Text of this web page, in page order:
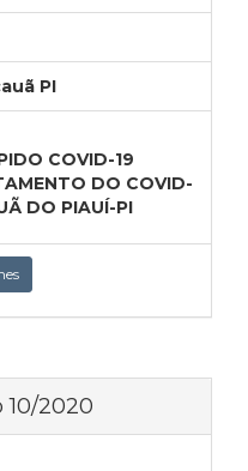
PI
COVID-19
DO COVID-
DO PIAUÍ-PI
2020